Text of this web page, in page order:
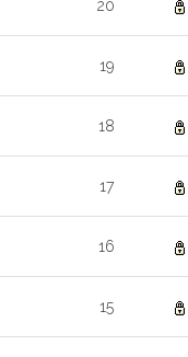
20
19
18
17
16
15